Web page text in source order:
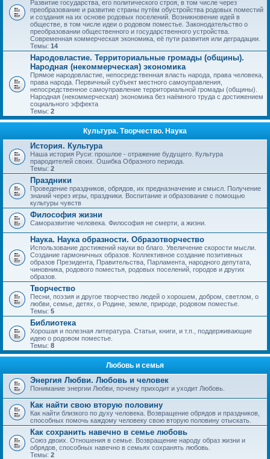
Развитие государства, его политического строя, в том числе через
преобразование и развитие страны путём обустройства родовых поместий
и создания на их основе родовых поселений. Возникновение идей в
обществе, в том числе идеи о родовом поместье. Законодательство о
преобразовании общественного и государственного устройства.
Современная коммерческая экономика, её пути развития или деградации.
Темы: 14
Народовластие. Территориальные громады (общины).
Народная (некоммерческая) экономика
Прямое народовластие, непосредственная власть народа, права человека,
права народа. Первичный субъект местного самоуправления,
непосредственное самоуправление территориальной громады (общины).
Народная (некоммерческая) экономика без наёмного труда с достижением
социального эффекта
Темы: 2
Культура. Творчество. Наука
История. Культура
Наша история Руси: прошлое - отражение будущего. Культура
прародителей своих. Ошибка Образного периода.
Темы: 2
Праздники
Проведение праздников, обрядов, их предназначение и смысл. Получение
знаний через игры, праздники. Воспитание и образование с помощью
культуры чувств
Философия жизни
Саморазвитие человека. Философия не смерти, а жизни.
Наука. Наука образности. Образотворчество
Использование достижений науки во благо. Увеличение скорости мысли.
Создание гармоничных образов. Коллективное создание позитивных
образов Президента, Правительства, Парламента, народного депутата,
чиновника, родового поместья, родовых поселений, городов и других
образов.
Творчество
Песни, поэзия и другое творчество людей о хорошем, добром, светлом, о
любви, семье, детях, о Родине, земле, природе, родовом поместье.
Темы: 5
Библиотека
Хорошая и полезная литература. Статьи, книги, и т.п., поддерживающие
идею о родовом поместье.
Темы: 8
Любовь и семья
Энергия Любви. Любовь и человек
Понимание энергии Любви, почему приходит и уходит Любовь.
Как найти свою вторую половину
Как найти близкого по духу человека. Возвращение обрядов и праздников,
способных помочь каждому человеку свою вторую половину отыскать.
Как сохранить навечно в семье любовь
Союз двоих. Отношения в семье. Возвращение народу образ жизни и
обрядов, способных навечно в семьях сохранять любовь.
Темы: 2